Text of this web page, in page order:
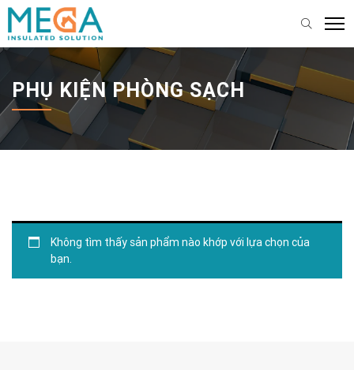
PHỤ KIỆN PHÒNG SẠCH
Không tìm thấy sản phẩm nào khớp với lựa chọn của
bạn.